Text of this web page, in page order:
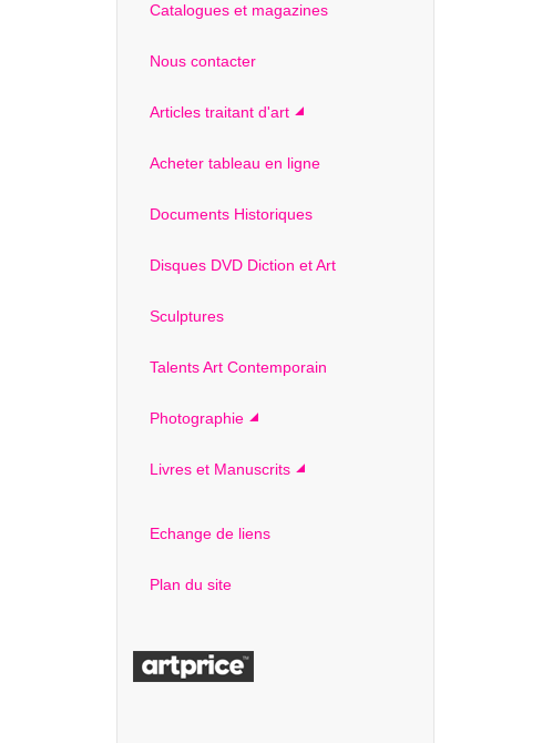
Catalogues et magazines
Nous contacter
Articles traitant d'art
Acheter tableau en ligne
Documents Historiques
Disques DVD Diction et Art
Sculptures
Talents Art Contemporain
Photographie
Livres et Manuscrits
Echange de liens
Plan du site